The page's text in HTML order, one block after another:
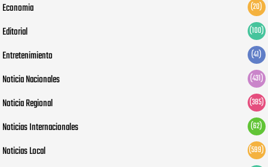
Economia (20)
Editorial (100)
Entretenimiento (41)
Noticia Nacionales (431)
Noticia Regional (385)
Noticias Internacionales (62)
Noticias Local (599)